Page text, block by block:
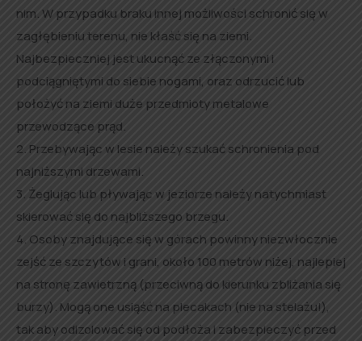
nim. W przypadku braku innej możliwości schronić się w
zagłębieniu terenu, nie kłaść się na ziemi.
Najbezpieczniej jest ukucnąć ze złączonymi i
podciągniętymi do siebie nogami, oraz odrzucić lub
położyć na ziemi duże przedmioty metalowe
przewodzące prąd.
2. Przebywając w lesie należy szukać schronienia pod
najniższymi drzewami.
3. Żeglując lub pływając w jeziorze należy natychmiast
skierować się do najbliższego brzegu.
4. Osoby znajdujące się w górach powinny niezwłocznie
zejść ze szczytów i grani, około 100 metrów niżej, najlepiej
na stronę zawietrzną (przeciwną do kierunku zbliżania się
burzy). Mogą one usiąść na plecakach (nie na stelażu!),
tak aby odizolować się od podłoża i zabezpieczyć przed